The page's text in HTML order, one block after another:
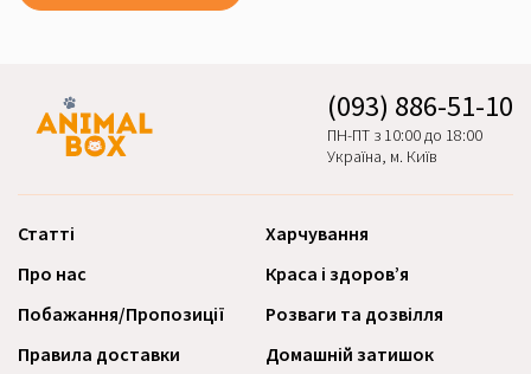
(093) 886-51-10
ПН-ПТ з 10:00 до 18:00
Україна, м. Київ
Статті
Про нас
Побажання/Пропозиції
Правила доставки
Харчування
Краса і здоров’я
Розваги та дозвілля
Домашній затишок